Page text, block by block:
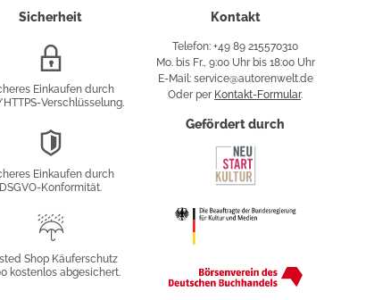
Sicherheit
Verschlüsselung
Einkaufen durch
Verschlüsselung.
Einkaufen durch
DSGVO-Konformität.
Käuferschutz
Shop Käuferschutz
kostenlos abgesichert.
Kontakt
Telefon: +49 89 215570310
Mo. bis Fr., 9:00 Uhr bis 18:00 Uhr
E-Mail: service@autorenwelt.de
Oder per Kontakt-Formular.
Gefördert durch